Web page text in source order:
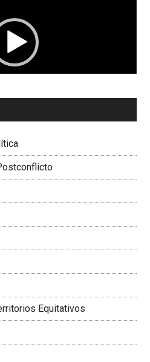
01:04
Presidenta Corporación
Equitativos